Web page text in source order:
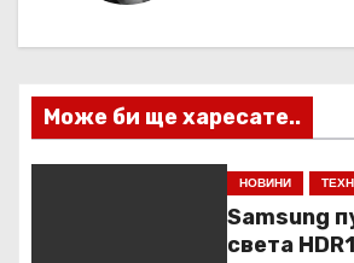
ц
и
Може би ще харесате..
НОВИНИ
Samsung
света